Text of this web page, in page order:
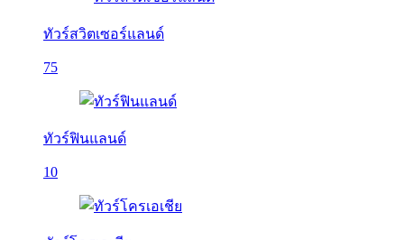
ทัวร์สวิตเซอร์แลนด์
75
ทัวร์ฟินแลนด์
10